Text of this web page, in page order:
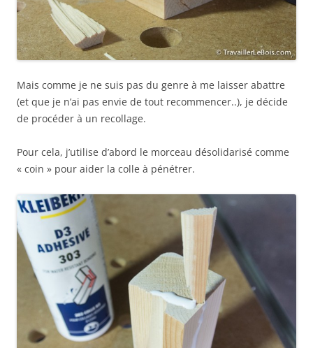
Mais comme je ne suis pas du genre à me laisser abattre
(et que je n’ai pas envie de tout recommencer..), je décide
de procéder à un recollage.
Pour cela, j’utilise d’abord le morceau désolidarisé comme
« coin » pour aider la colle à pénétrer.